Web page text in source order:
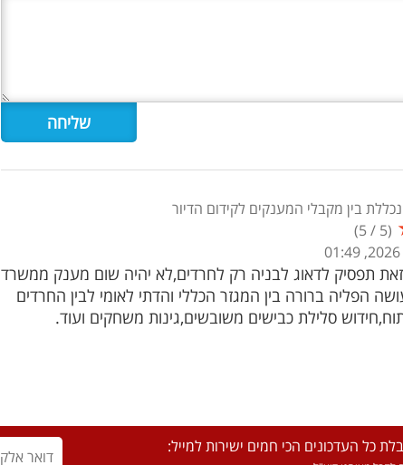
בין מקבלי המענקים לקידום הדיור
(
5
/
5
)
תפסיק לדאוג לבניה רק לחרדים,לא יהיה שום מענק ממשרד
הפליה ברורה בין המגזר הכללי והדתי לאומי לבין החרדים
סלילת כבישים משובשים,גינות משחקים ועוד.
כל העדכונים הכי חמים ישירות למייל: